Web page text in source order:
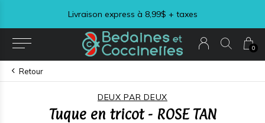
0
Livraison express à 8,99$ + taxes
Retour
DEUX PAR DEUX
Tuque en tricot - ROSE TAN